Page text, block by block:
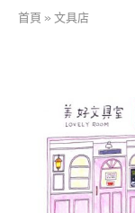
首頁 » 文具店